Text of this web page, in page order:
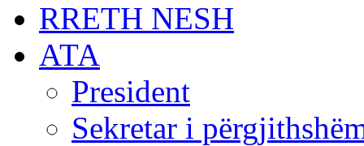
RRETH NESH
АТА
President
Sekretar i